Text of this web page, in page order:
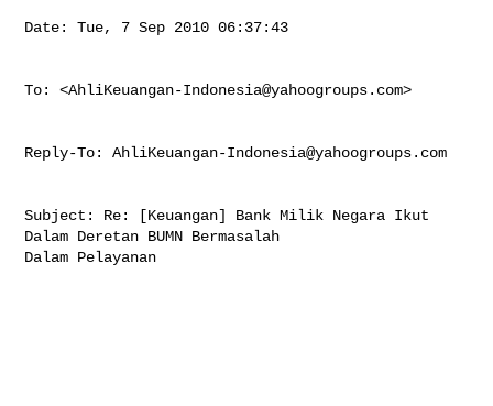
Date: Tue, 7 Sep 2010 06:37:43
To: <AhliKeuangan-Indonesia@yahoogroups.com>
Reply-To: AhliKeuangan-Indonesia@yahoogroups.com
Subject: Re: [Keuangan] Bank Milik Negara Ikut
Dalam Deretan BUMN Bermasalah
Dalam Pelayanan